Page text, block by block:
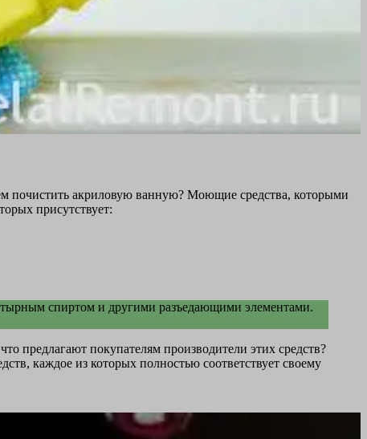
почистить акриловую ванную? Моющие средства, которыми
присутствует:
спиртом и другими разъедающими элементами.
предлагают покупателям производители этих средств?
каждое из которых полностью соответствует своему